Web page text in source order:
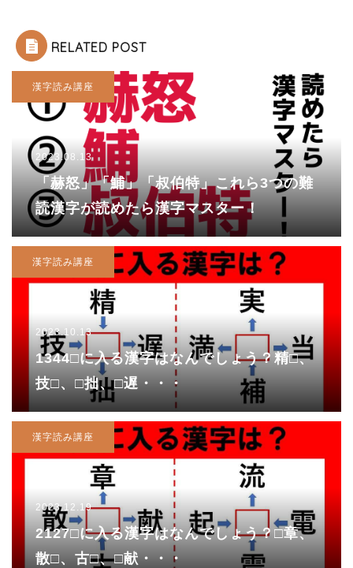
RELATED POST
漢字読み講座
2023.08.13
「赫怒」「鯆」「叔伯特」これら3つの難
読漢字が読めたら漢字マスター！
漢字読み講座
2023.10.13
1344□に入る漢字はなんでしょう？精□、
技□、□拙、□遅・・・
漢字読み講座
2023.12.19
2127□に入る漢字はなんでしょう？□章、
散□、古□、□献・・・